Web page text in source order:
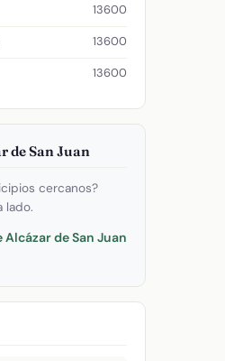
13600
13600
13600
de San Juan
cercanos?
lado.
de San Juan